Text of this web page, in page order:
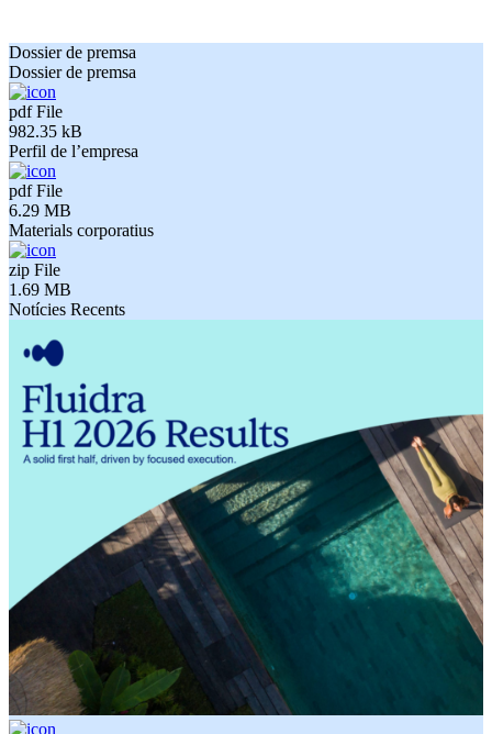
Dossier de premsa
Dossier de premsa
pdfFile
982.35 kB
Perfil de l’empresa
pdfFile
6.29 MB
Materials corporatius
zip File
1.69 MB
Notícies Recents